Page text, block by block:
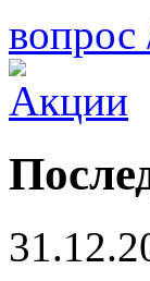
вопрос